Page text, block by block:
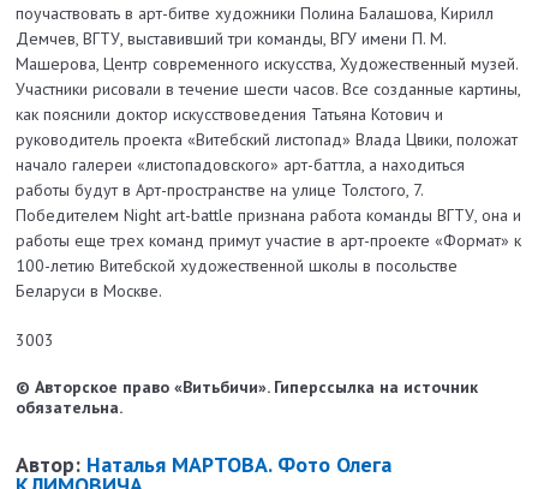
поучаствовать в арт-битве художники Полина Балашова, Кирилл
Демчев, ВГТУ, выставивший три команды, ВГУ имени П. М.
Машерова, Центр современного искусства, Художественный музей.
Участники рисовали в течение шести часов. Все созданные картины,
как пояснили доктор искусствоведения Татьяна Котович и
руководитель проекта «Витебский листопад» Влада Цвики, положат
начало галереи «листопадовского» арт-баттла, а находиться
работы будут в Арт-пространстве на улице Толстого, 7.
Победителем Night art-battle признана работа команды ВГТУ, она и
работы еще трех команд примут участие в арт-проекте «Формат» к
100-летию Витебской художественной школы в посольстве
Беларуси в Москве.
3003
© Авторское право «Витьбичи». Гиперссылка на источник
обязательна.
Автор: Наталья МАРТОВА. Фото Олега